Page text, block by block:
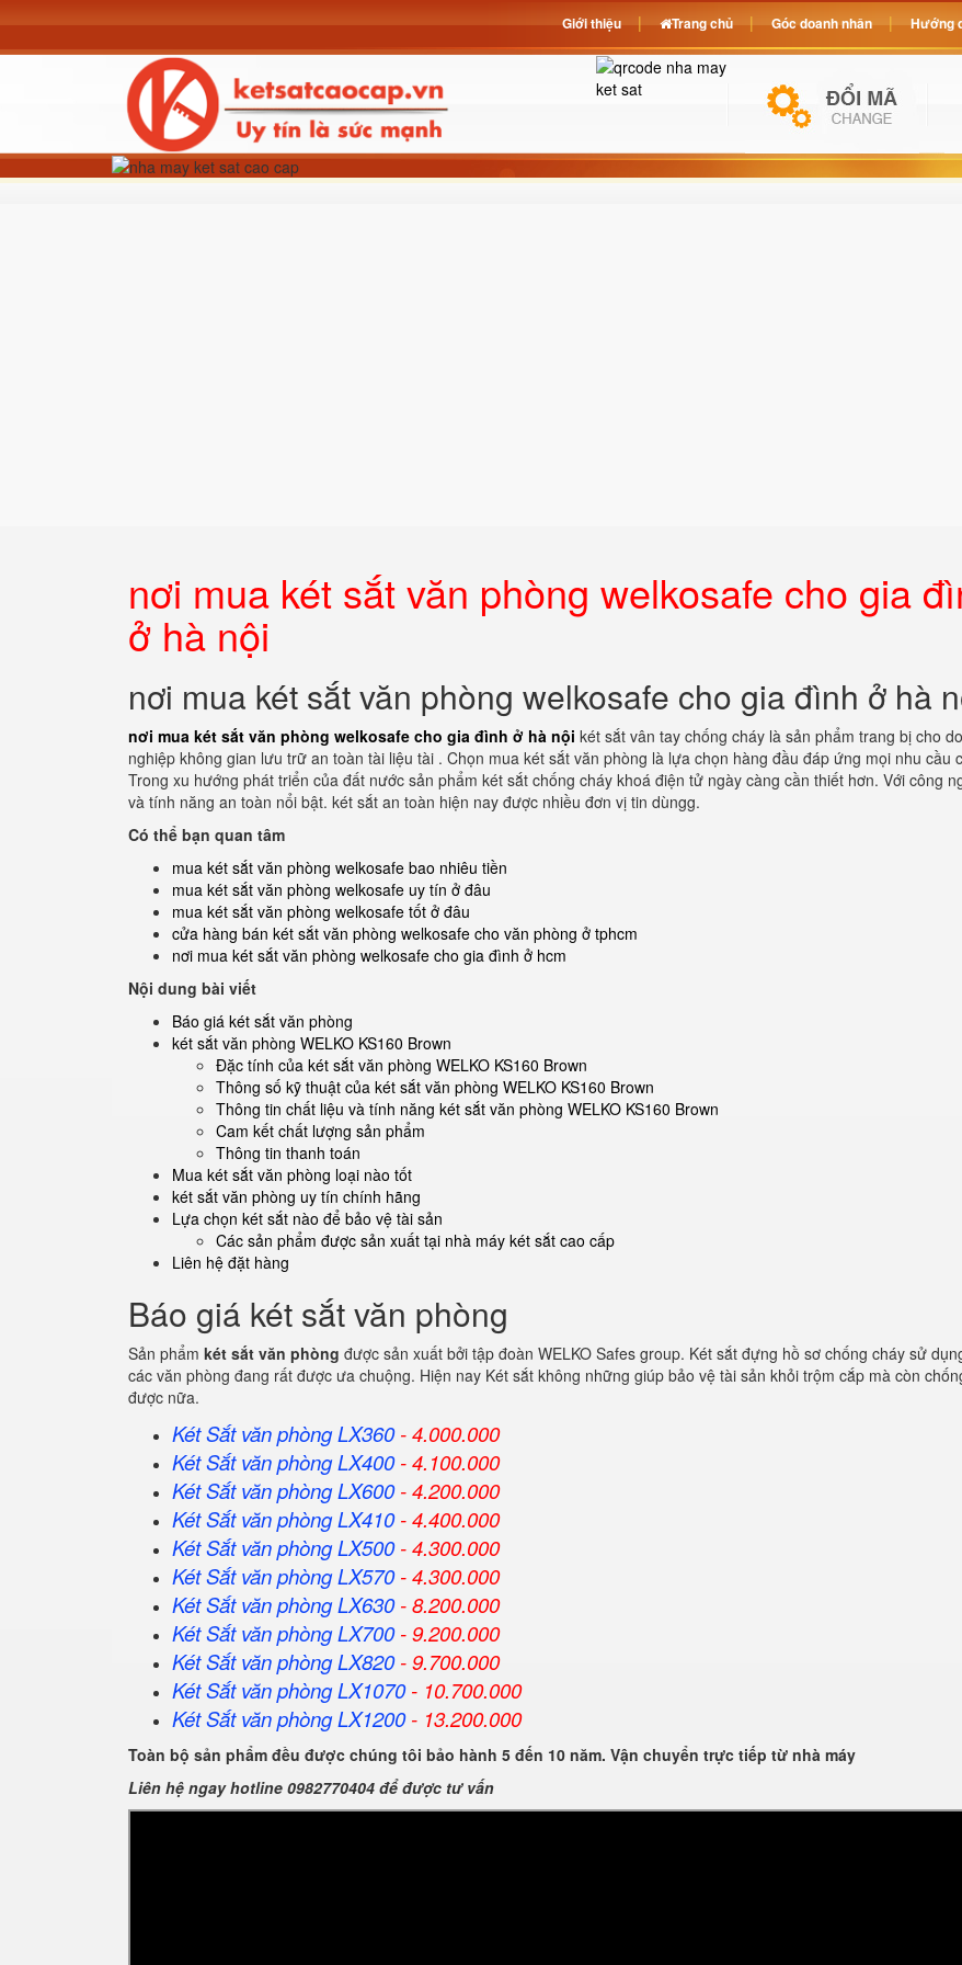
nơi mua két sắt văn phòng welkosafe cho gia
ở hà nội
nơi mua két sắt văn phòng welkosafe cho gia đình ở hà
nơi mua két sắt văn phòng welkosafe cho gia đình ở hà nội két sắt vân tay chống cháy là sản phẩm trang bị cho
nghiệp không gian lưu trữ an toàn tài liệu tài . Chọn mua két sắt văn phòng là lựa chọn hàng đầu đáp ứng mọi nhu cầu
Trong xu hướng phát triển của đất nước sản phẩm két sắt chống cháy khoá điện tử ngày càng cần thiết hơn. Với công
và tính năng an toàn nổi bật. két sắt an toàn hiện nay được nhiều đơn vị tin dùngg.
Có thể bạn quan tâm
mua két sắt văn phòng welkosafe bao nhiêu tiền
mua két sắt văn phòng welkosafe uy tín ở đâu
mua két sắt văn phòng welkosafe tốt ở đâu
cửa hàng bán két sắt văn phòng welkosafe cho văn phòng ở tphcm
nơi mua két sắt văn phòng welkosafe cho gia đình ở hcm
Nội dung bài viết
Báo giá két sắt văn phòng
két sắt văn phòng WELKO KS160 Brown
Đặc tính của két sắt văn phòng WELKO KS160 Brown
Thông số kỹ thuật của két sắt văn phòng WELKO KS160 Brown
Thông tin chất liệu và tính năng két sắt văn phòng WELKO KS160 Brown
Cam kết chất lượng sản phẩm
Thông tin thanh toán
Mua két sắt văn phòng loại nào tốt
két sắt văn phòng uy tín chính hãng
Lựa chọn két sắt nào để bảo vệ tài sản
Các sản phẩm được sản xuất tại nhà máy két sắt cao cấp
Liên hệ đặt hàng
Báo giá két sắt văn phòng
Sản phẩm két sắt văn phòng được sản xuất bởi tập đoàn WELKO Safes group. Két sắt đựng hồ sơ chống cháy sử
các văn phòng đang rất được ưa chuộng. Hiện nay Két sắt không những giúp bảo vệ tài sản khỏi trộm cắp mà còn
được nữa.
Két Sắt văn phòng LX360- 4.000.000
Két Sắtvăn phòngLX400- 4.100.000
Két Sắtvăn phòngLX600- 4.200.000
Két Sắtvăn phòngLX410- 4.400.000
Két Sắtvăn phòngLX500- 4.300.000
Két Sắtvăn phòngLX570- 4.300.000
Két Sắtvăn phòngLX630- 8.200.000
Két Sắtvăn phòngLX700- 9.200.000
Két Sắtvăn phòngLX820- 9.700.000
Két Sắtvăn phòngLX1070- 10.700.000
Két Sắtvăn phòngLX1200- 13.200.000
Toàn bộ sản phẩm đều được chúng tôi bảo hành 5 đến 10 năm. Vận chuyển trực tiếp từ nhà máy
Liên hệ ngay hotline 0982770404 để được tư vấn
Giới thiệu Trang chủ Góc doanh nhân Hướng